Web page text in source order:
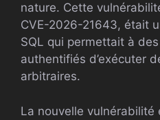
nature. Cette
CVE-2026-21643, était
SQL qui permettait à
authentifiés d’exécuter
arbitraires.
La nouvelle vulnérabilité